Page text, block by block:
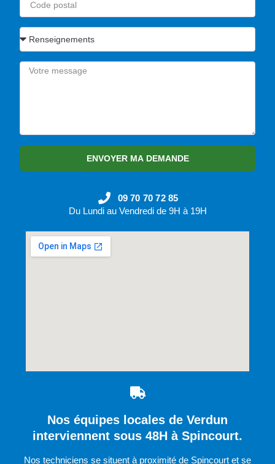
ENVOYER MA DEMANDE
09 70 70 72 85
Du Lundi au Vendredi de 9H à 19H
Nos équipes locales de Verdun
interviennent sous 48H à Spincourt.
Nos techniciens se situent à proximité de Spincourt et se